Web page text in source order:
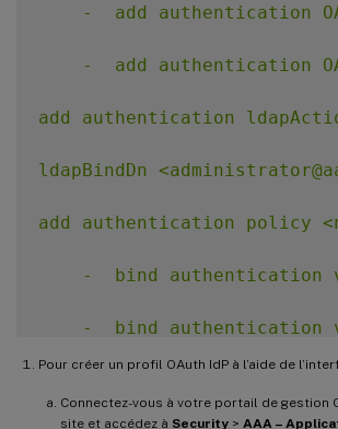
-  add authentication
-  add authentication
add authentication
ldapBindDn
add authentication policy
-  bind authentication
-  bind authentication
Pour créer un profil OAuth IdP à l’aide de
Connectez-vous à votre portail de gestion
site et accédez à Security > AAA –